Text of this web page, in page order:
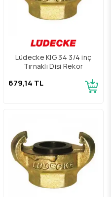
Lüdecke KIG 34 3/4 inç
Tırnaklı Dişi Rekor
679,14 TL